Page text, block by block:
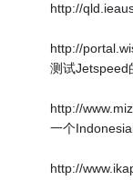
http://
http://
测试Jetspeed
http://
一个
http://